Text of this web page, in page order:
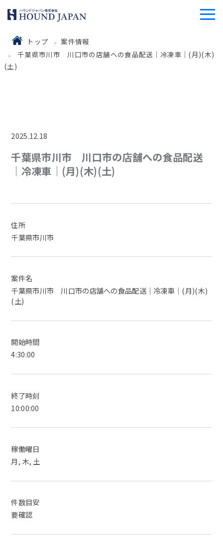
トップ
案件情報
千葉県市川市 川口市の店舗への食品配送｜冷凍車｜(月)(木)
(土)
2025.12.18
千葉県市川市 川口市の店舗への食品配送
｜冷凍車｜(月)(木)(土)
住所
千葉県市川市
案件名
千葉県市川市 川口市の店舗への食品配送｜冷凍車｜(月)(木)
(土)
開始時間
4:30:00
終了時刻
10:00:00
稼働曜日
月, 木, 土
件数目安
要確認